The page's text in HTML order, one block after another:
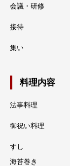
会議・研修
接待
集い
料理内容
法事料理
御祝い料理
すし
海苔巻き